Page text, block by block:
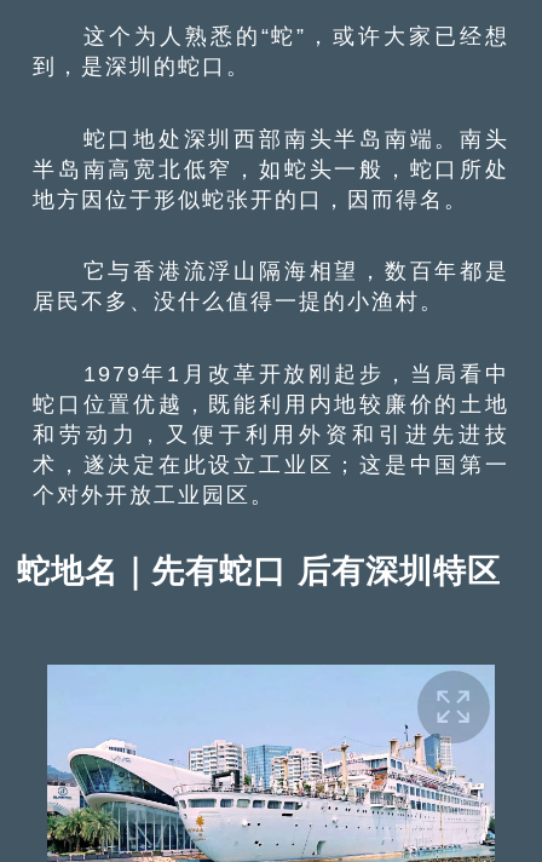
这个为人熟悉的“蛇”，或许大家已经想
到，是深圳的蛇口。
蛇口地处深圳西部南头半岛南端。南头
半岛南高宽北低窄，如蛇头一般，蛇口所处
地方因位于形似蛇张开的口，因而得名。
它与香港流浮山隔海相望，数百年都是
居民不多、没什么值得一提的小渔村。
1979年1月改革开放刚起步，当局看中
蛇口位置优越，既能利用内地较廉价的土地
和劳动力，又便于利用外资和引进先进技
术，遂决定在此设立工业区；这是中国第一
个对外开放工业园区。
蛇地名｜先有蛇口 后有深圳特区